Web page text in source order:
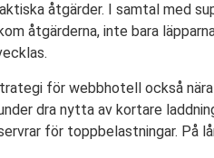
åtgärder. I samtal med
åtgärderna, inte bara
för webbhotell också
dra nytta av kortare
för toppbelastningar. På